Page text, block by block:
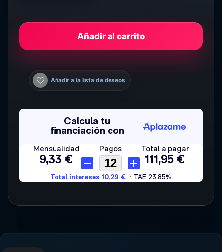
Añadir al carrito
Añadir a la lista de deseos